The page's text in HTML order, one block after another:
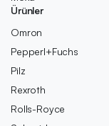
Ürünler
Omron
Pepperl+Fuchs
Pilz
Rexroth
Rolls-Royce